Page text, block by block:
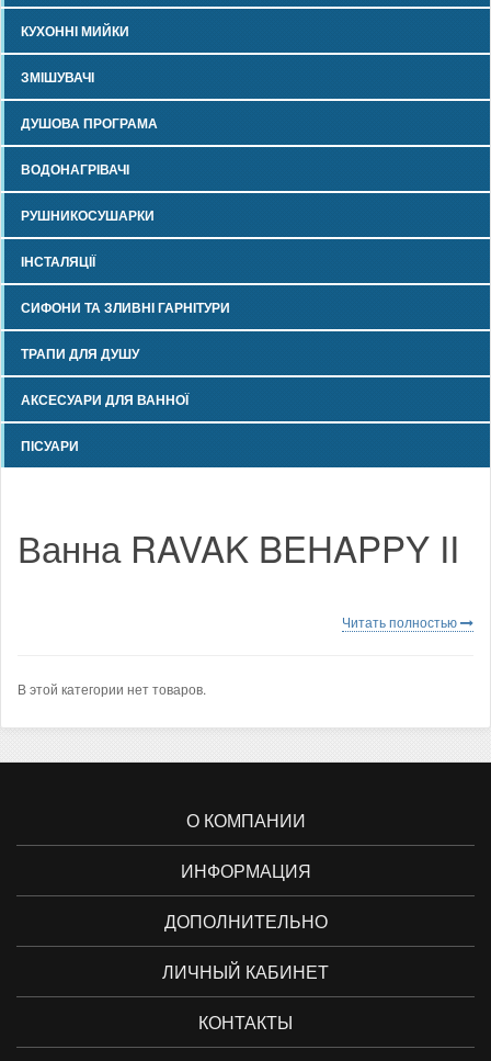
КУХОННІ МИЙКИ
ЗМІШУВАЧІ
ДУШОВА ПРОГРАМА
ВОДОНАГРІВАЧІ
РУШНИКОСУШАРКИ
ІНСТАЛЯЦІЇ
СИФОНИ ТА ЗЛИВНІ ГАРНІТУРИ
ТРАПИ ДЛЯ ДУШУ
АКСЕСУАРИ ДЛЯ ВАННОЇ
ПІСУАРИ
Ванна RAVAK BEHAPPY II
Читать полностью
В этой категории нет товаров.
О КОМПАНИИ
ИНФОРМАЦИЯ
ДОПОЛНИТЕЛЬНО
ЛИЧНЫЙ КАБИНЕТ
КОНТАКТЫ